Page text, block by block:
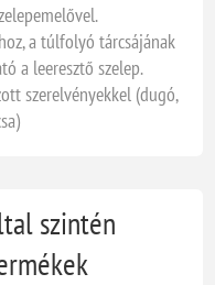
a túlfolyó tárcsájának
a leeresztő szelep.
szerelvényekkel (dugó,
szintén